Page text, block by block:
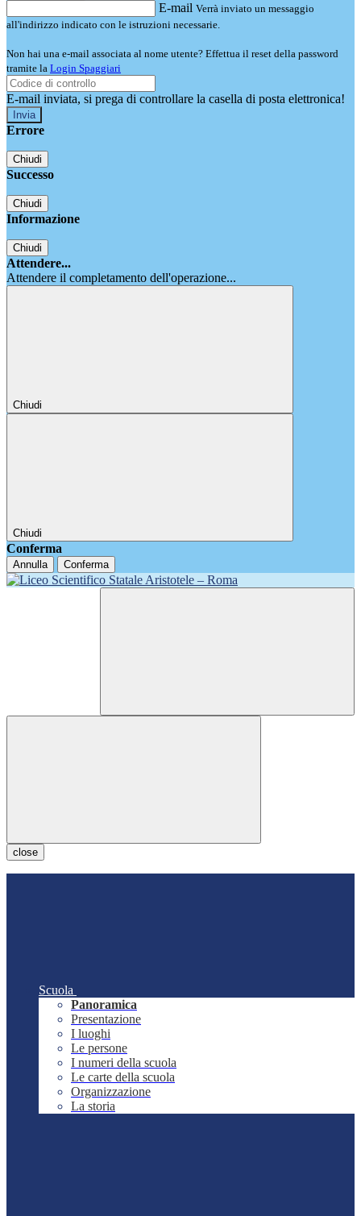
E-mail Verrà inviato un messaggio
all'indirizzo indicato con le istruzioni necessarie.
Non hai una e-mail associata al nome utente? Effettua il reset della password
tramite la Login Spaggiari
E-mail inviata, si prega di controllare la casella di posta elettronica!
Errore
Chiudi
Successo
Chiudi
Informazione
Chiudi
Attendere...
Attendere il completamento dell'operazione...
Chiudi
Chiudi
Conferma
Annulla Conferma
close
Scuola
Panoramica
Presentazione
I luoghi
Le persone
I numeri della scuola
Le carte della scuola
Organizzazione
La storia